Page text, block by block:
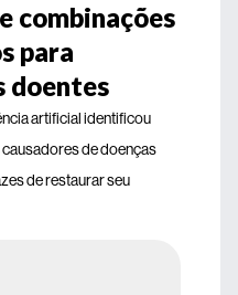
combinações
para
doentes
artificial identificou
de doenças
de restaurar seu